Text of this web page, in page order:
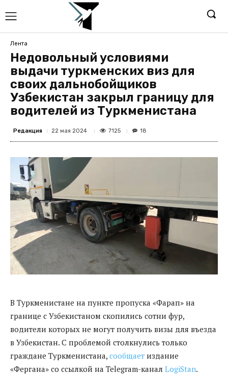
Лента
Недовольный условиями
выдачи туркменских виз для
своих дальнобойщиков
Узбекистан закрыл границу для
водителей из Туркменистана
Редакция 22 мая 2024 7125 18
В Туркменистане на пункте пропуска «Фарап» на
границе с Узбекистаном скопились сотни фур,
водители которых не могут получить визы для въезда
в Узбекистан. С проблемой столкнулись только
граждане Туркменистана, сообщает издание
«Фергана» со ссылкой на Telegram-канал LogiStan.